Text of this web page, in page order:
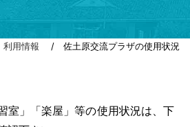
利用情報 / 佐土原交流プラザの使用状況
室」「楽屋」等の使用状況は、下